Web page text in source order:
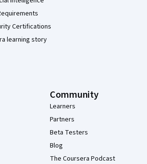
Certifications
learning story
Community
Learners
Partners
Beta Testers
Blog
The Coursera Podcast